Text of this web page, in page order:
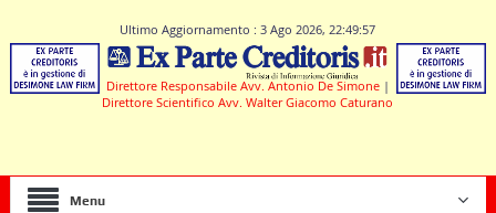
Ultimo Aggiornamento : 3 Ago 2026, 22:49:57
Direttore Responsabile Avv. Antonio De Simone |
Direttore Scientifico Avv. Walter Giacomo Caturano
Menu